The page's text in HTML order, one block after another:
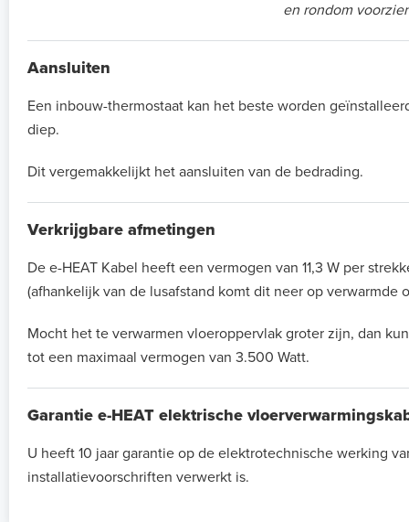
en rondom
Aansluiten
Een inbouw-thermostaat kan het beste worden
diep.
Dit vergemakkelijkt het aansluiten van de bedrading.
Verkrijgbare afmetingen
De e-HEAT Kabel heeft een vermogen van 11,3 W per
(afhankelijk van de lusafstand komt dit neer op verwarmde
Mocht het te verwarmen vloeroppervlak groter zijn, dan
tot een maximaal vermogen van 3.500 Watt.
Garantie e-HEAT elektrische
U heeft 10 jaar garantie op de elektrotechnische werking
installatievoorschriften verwerkt is.